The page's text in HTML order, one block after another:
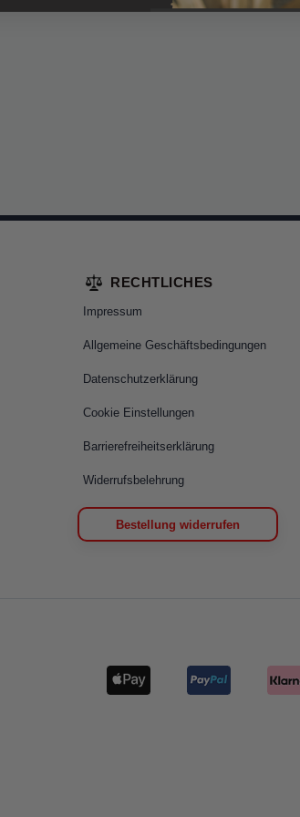
RECHTLICHES
Impressum
Allgemeine Geschäftsbedingungen
Datenschutzerklärung
Cookie Einstellungen
Barrierefreiheitserklärung
Widerrufsbelehrung
Bestellung widerrufen